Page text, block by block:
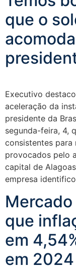
que o
Executivo
aceleração da
presidente da
segunda-feira, 4,
consistentes para
provocados pelo
capital de
empresa
que
em
em 2024